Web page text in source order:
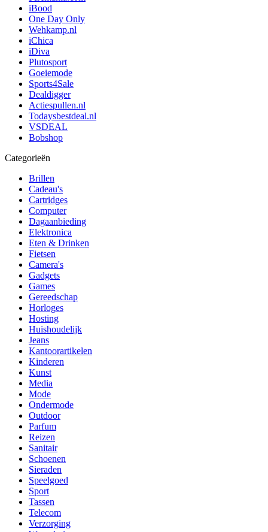
iBood
One Day Only
Wehkamp.nl
iChica
iDiva
Plutosport
Goeiemode
Sports4Sale
Dealdigger
Actiespullen.nl
Todaysbestdeal.nl
VSDEAL
Bobshop
Categorieën
Brillen
Cadeau's
Cartridges
Computer
Dagaanbieding
Elektronica
Eten & Drinken
Fietsen
Camera's
Gadgets
Games
Gereedschap
Horloges
Hosting
Huishoudelijk
Jeans
Kantoorartikelen
Kinderen
Kunst
Media
Mode
Ondermode
Outdoor
Parfum
Reizen
Sanitair
Schoenen
Sieraden
Speelgoed
Sport
Tassen
Telecom
Verzorging